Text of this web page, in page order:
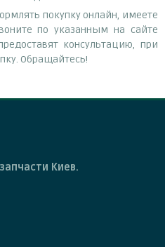
покупку онлайн, имеете
по указанным на сайте
консультацию, при
Обращайтесь!
Киев.